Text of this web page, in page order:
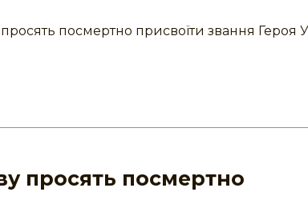
посмертно присвоїти звання Героя
просять посмертно